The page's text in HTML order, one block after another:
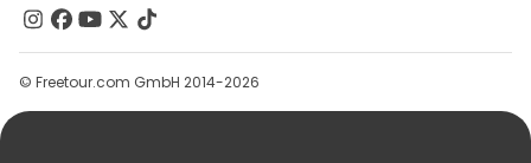
Kontakt
Gruppen
Hilfe
© Freetour.com GmbH 2014-2026